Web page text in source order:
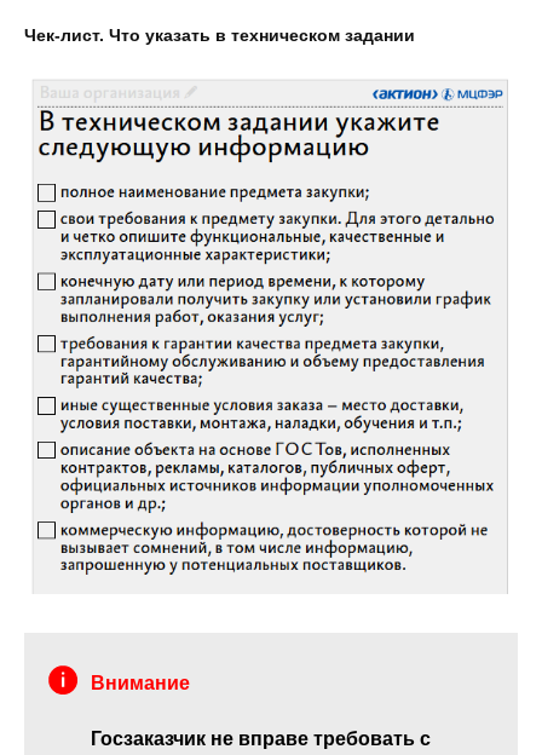
Чек-лист. Что указать в техническом задании
Внимание
Госзаказчик не вправе требовать с